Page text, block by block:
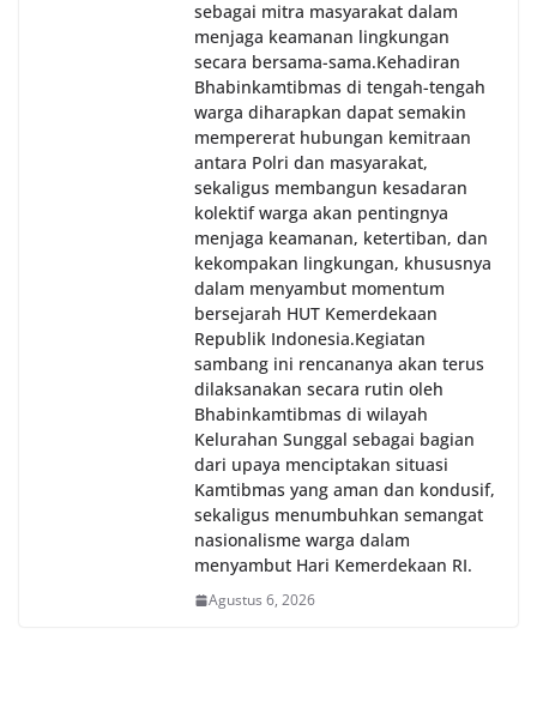
sebagai mitra masyarakat dalam
menjaga keamanan lingkungan
secara bersama-sama.‎‎Kehadiran
Bhabinkamtibmas di tengah-tengah
warga diharapkan dapat semakin
mempererat hubungan kemitraan
antara Polri dan masyarakat,
sekaligus membangun kesadaran
kolektif warga akan pentingnya
menjaga keamanan, ketertiban, dan
kekompakan lingkungan, khususnya
dalam menyambut momentum
bersejarah HUT Kemerdekaan
Republik Indonesia.‎Kegiatan
sambang ini rencananya akan terus
dilaksanakan secara rutin oleh
Bhabinkamtibmas di wilayah
Kelurahan Sunggal sebagai bagian
dari upaya menciptakan situasi
Kamtibmas yang aman dan kondusif,
sekaligus menumbuhkan semangat
nasionalisme warga dalam
menyambut Hari Kemerdekaan RI.
Agustus 6, 2026